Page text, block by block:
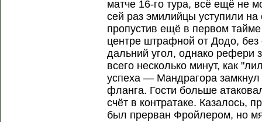
матче 16-го тура, всё ещё не
сей раз эмилийцы уступили
пропустив ещё в первом
центре штрафной от Додо,
дальний угол, однако
всего несколько минут, как
успеха — Мандрагора замкнул
фланга. Гости больше
счёт в контратаке. Казалось,
был прерван Фройлером, но